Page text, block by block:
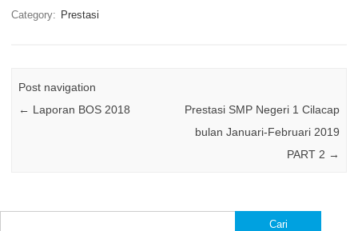
Category: Prestasi
Post navigation
← Laporan BOS 2018
Prestasi SMP Negeri 1 Cilacap
bulan Januari-Februari 2019
PART 2 →